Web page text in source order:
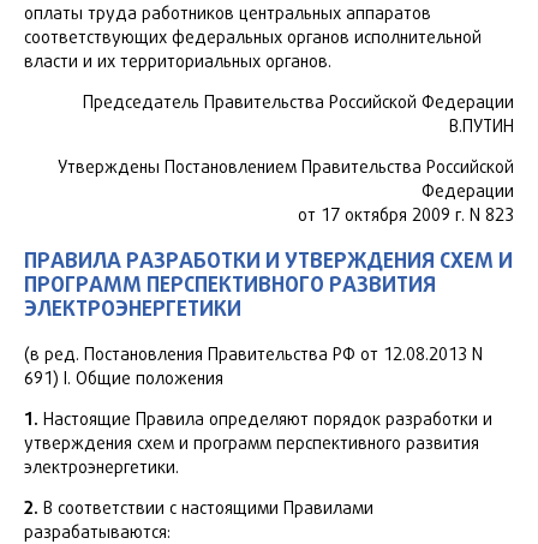
оплаты труда работников центральных аппаратов
соответствующих федеральных органов исполнительной
власти и их территориальных органов.
Председатель Правительства Российской Федерации
В.ПУТИН
Утверждены Постановлением Правительства Российской
Федерации
от 17 октября 2009 г. N 823
ПРАВИЛА РАЗРАБОТКИ И УТВЕРЖДЕНИЯ СХЕМ И
ПРОГРАММ ПЕРСПЕКТИВНОГО РАЗВИТИЯ
ЭЛЕКТРОЭНЕРГЕТИКИ
(в ред. Постановления Правительства РФ от 12.08.2013 N
691) I. Общие положения
1. Настоящие Правила определяют порядок разработки и
утверждения схем и программ перспективного развития
электроэнергетики.
2. В соответствии с настоящими Правилами
разрабатываются: